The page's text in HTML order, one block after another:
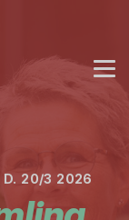
D. 20/3 2026